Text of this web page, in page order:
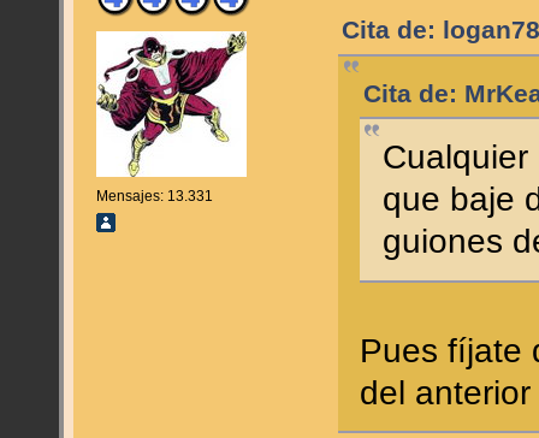
Mensajes: 13.331
Cita de:
Cita de:
que baje
guiones
Pues fíjate
del